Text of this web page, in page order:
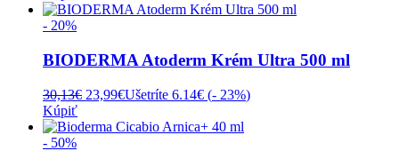
- 20%
BIODERMA Atoderm Krém Ultra 500 ml
30,13€ Pôvodná
bola:
23,99€Aktuálna
je:
Ušetríte 6.14€ (- 23%)
Kúpiť
- 50%